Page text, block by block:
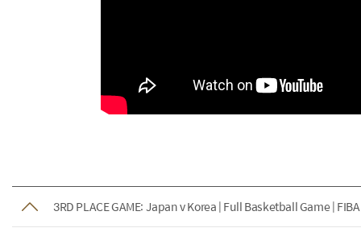
3RD PLACE GAME: Japan v Korea | Full Basketball Game |